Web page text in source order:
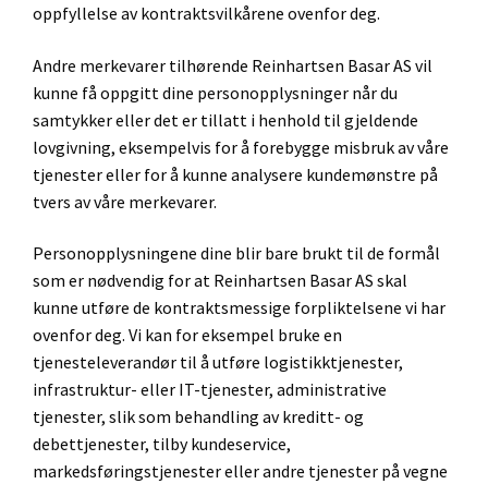
oppfyllelse av kontraktsvilkårene ovenfor deg.
Andre merkevarer tilhørende Reinhartsen Basar AS vil
kunne få oppgitt dine personopplysninger når du
samtykker eller det er tillatt i henhold til gjeldende
lovgivning, eksempelvis for å forebygge misbruk av våre
tjenester eller for å kunne analysere kundemønstre på
tvers av våre merkevarer.
Personopplysningene dine blir bare brukt til de formål
som er nødvendig for at Reinhartsen Basar AS skal
kunne utføre de kontraktsmessige forpliktelsene vi har
ovenfor deg. Vi kan for eksempel bruke en
tjenesteleverandør til å utføre logistikktjenester,
infrastruktur- eller IT-tjenester, administrative
tjenester, slik som behandling av kreditt- og
debettjenester, tilby kundeservice,
markedsføringstjenester eller andre tjenester på vegne